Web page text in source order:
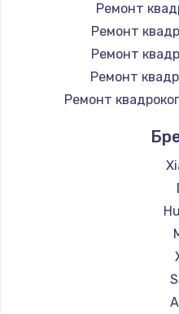
Ремонт
Ремонт
Ремонт
Ремонт
Ремонт